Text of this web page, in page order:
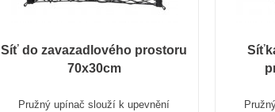
Síť do zavazadlového prostoru
70x30cm
Pružný upínač slouží k upevnění